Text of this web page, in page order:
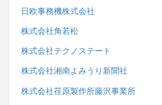
日欧事務機株式会社
株式会社角若松
株式会社テクノステート
株式会社湘南よみうり新聞社
株式会社荏原製作所藤沢事業所